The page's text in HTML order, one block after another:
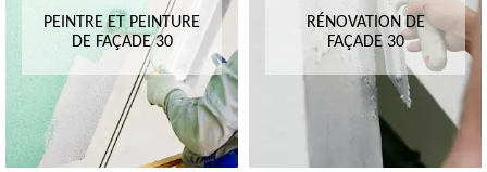
PEINTRE ET PEINTURE
DE FAÇADE 30
RÉNOVATION DE
FAÇADE 30